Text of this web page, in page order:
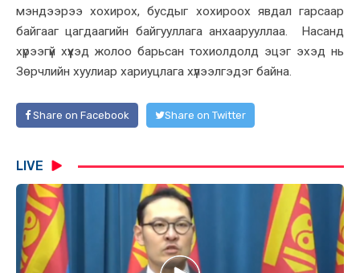
мэндээрээ хохирох, бусдыг хохироох явдал гарсаар
байгааг цагдаагийн байгууллага анхаарууллаа. Насанд
хүрээгүй хүүхэд жолоо барьсан тохиолдолд эцэг эхэд нь
Зөрчлийн хуулиар хариуцлага хүлээлгэдэг байна.
Share on Facebook Share on Twitter
LIVE